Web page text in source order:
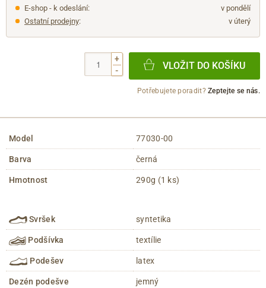
E-shop - k odeslání:
v pondělí
Ostatní prodejny: v úterý
+
-
VLOŽIT DO KOŠÍKU
Potřebujete poradit?Zeptejte se nás.
Model 77030-00
Barva černá
Hmotnost 290g (1 ks)
Svršek syntetika
Podšívka textílie
Podešev latex
Dezén podešve jemný